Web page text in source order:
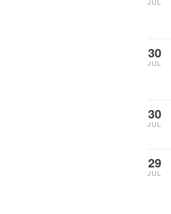
30
JUL
30
JUL
29
JUL